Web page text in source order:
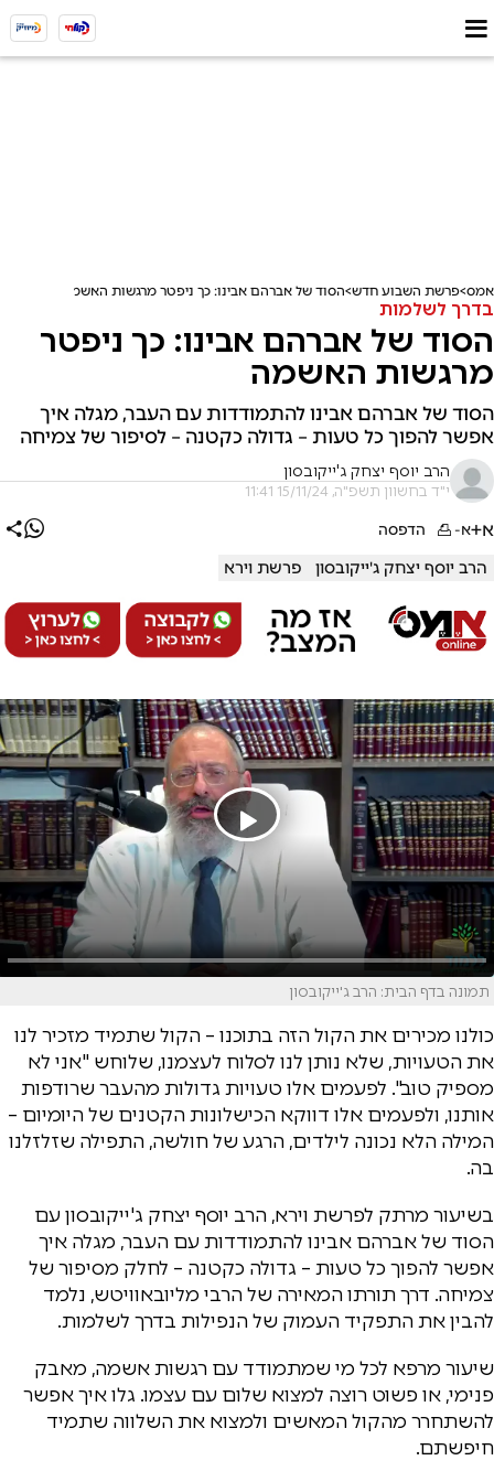
אמס פרשת השבוע חדש הסוד של אברהם אבינו: כך ניפטר מרגשות האשמה
בדרך לשלמות
הסוד של אברהם אבינו: כך ניפטר
מרגשות האשמה
הסוד של אברהם אבינו להתמודדות עם העבר, מגלה איך
אפשר להפוך כל טעות – גדולה כקטנה – לסיפור של צמיחה
הרב יוסף יצחק ג'ייקובסון
י"ד בחשוון תשפ"ה, 15/11/24 11:41
א+א- הדפסה
הרב יוסף יצחק ג'ייקובסון פרשת וירא
תמונה בדף הבית: הרב ג'ייקובסון
כולנו מכירים את הקול הזה בתוכנו – הקול שתמיד מזכיר לנו
את הטעויות, שלא נותן לנו לסלוח לעצמנו, שלוחש "אני לא
מספיק טוב". לפעמים אלו טעויות גדולות מהעבר שרודפות
אותנו, ולפעמים אלו דווקא הכישלונות הקטנים של היומיום –
המילה הלא נכונה לילדים, הרגע של חולשה, התפילה שזלזלנו
בה.
בשיעור מרתק לפרשת וירא, הרב יוסף יצחק ג'ייקובסון עם
הסוד של אברהם אבינו להתמודדות עם העבר, מגלה איך
אפשר להפוך כל טעות – גדולה כקטנה – לחלק מסיפור של
צמיחה. דרך תורתו המאירה של הרבי מליובאוויטש, נלמד
להבין את התפקיד העמוק של הנפילות בדרך לשלמות.
שיעור מרפא לכל מי שמתמודד עם רגשות אשמה, מאבק
פנימי, או פשוט רוצה למצוא שלום עם עצמו. גלו איך אפשר
להשתחרר מהקול המאשים ולמצוא את השלווה שתמיד
חיפשתם.